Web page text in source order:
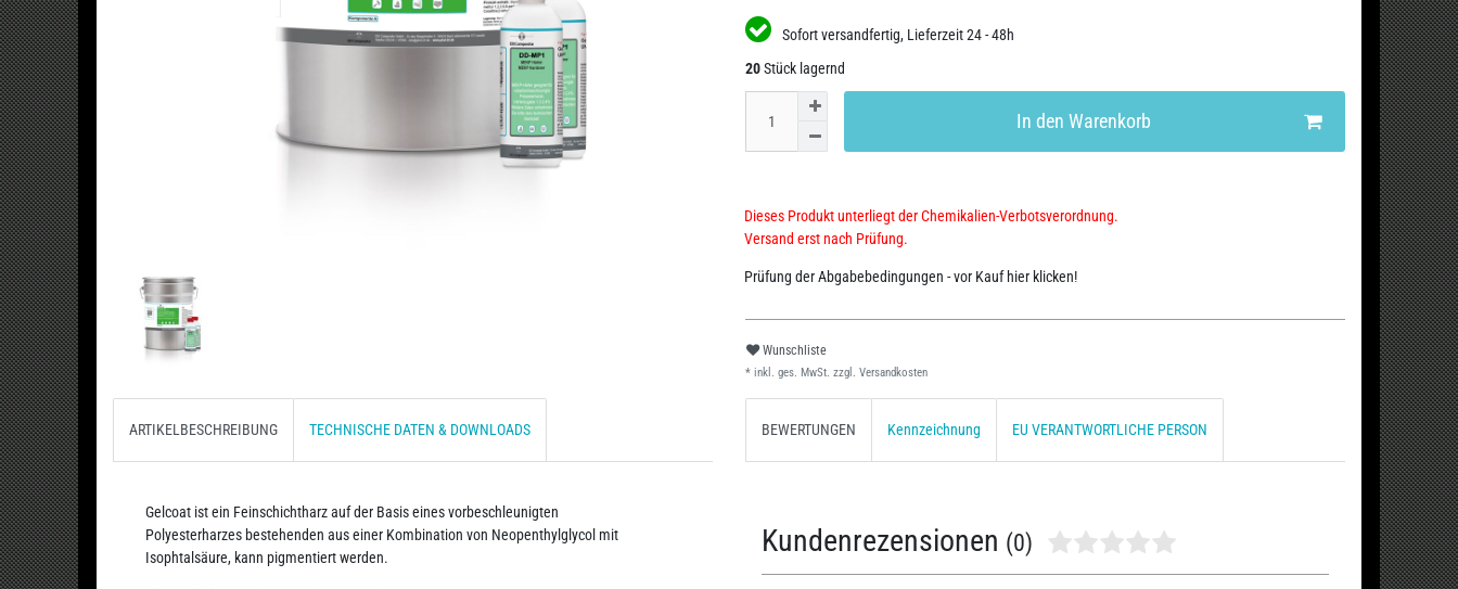
Sofort versandfertig, Lieferzeit 24 - 48h
20Stück lagernd
In den Warenkorb
Dieses Produkt unterliegt der Chemikalien-Verbotsverordnung.
Versand erst nach Prüfung.
Prüfung der Abgabebedingungen - vor Kauf hier klicken!
Wunschliste
* inkl. ges. MwSt. zzgl. Versandkosten
ARTIKELBESCHREIBUNG TECHNISCHE DATEN & DOWNLOADS
Gelcoat ist ein Feinschichtharz auf der Basis eines vorbeschleunigten
Polyesterharzes bestehenden aus einer Kombination von Neopenthylglycol mit
Isophtalsäure, kann pigmentiert werden.
BEWERTUNGEN Kennzeichnung EU VERANTWORTLICHE PERSON
Kundenrezensionen (0)